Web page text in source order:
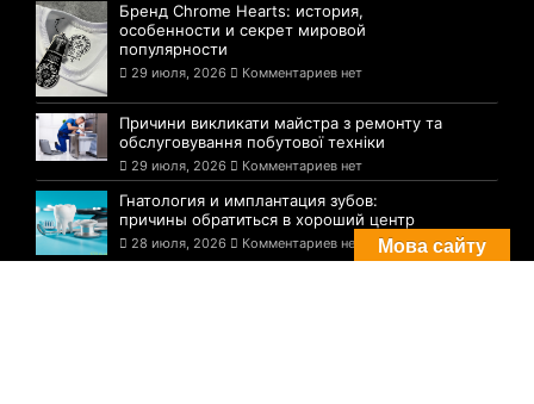
Бренд Chrome Hearts: история,
особенности и секрет мировой
популярности
29 июля, 2026 Комментариев нет
Причини викликати майстра з ремонту та
обслуговування побутової техніки
29 июля, 2026 Комментариев нет
Гнатология и имплантация зубов:
причины обратиться в хороший центр
28 июля, 2026 Комментариев нет Мова сайту